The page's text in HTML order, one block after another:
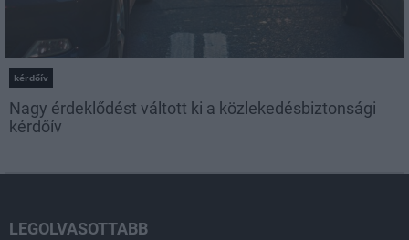
kérdőív
Nagy érdeklődést váltott ki a közlekedésbiztonsági
kérdőív
LEGOLVASOTTABB